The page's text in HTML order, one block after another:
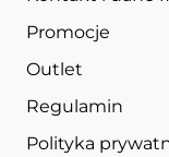
Promocje
Outlet
Regulamin
Polityka